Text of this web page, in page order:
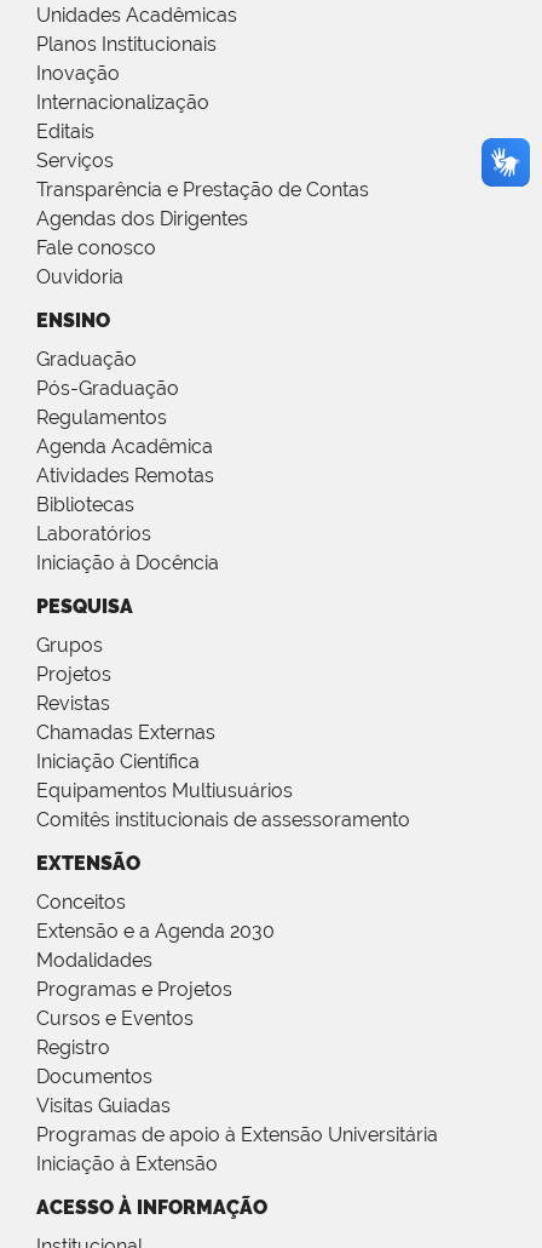
Unidades Acadêmicas
Planos Institucionais
Inovação
Internacionalização
Editais
Serviços
Transparência e Prestação de Contas
Agendas dos Dirigentes
Fale conosco
Ouvidoria
ENSINO
Graduação
Pós-Graduação
Regulamentos
Agenda Acadêmica
Atividades Remotas
Bibliotecas
Laboratórios
Iniciação à Docência
PESQUISA
Grupos
Projetos
Revistas
Chamadas Externas
Iniciação Científica
Equipamentos Multiusuários
Comitês institucionais de assessoramento
EXTENSÃO
Conceitos
Extensão e a Agenda 2030
Modalidades
Programas e Projetos
Cursos e Eventos
Registro
Documentos
Visitas Guiadas
Programas de apoio à Extensão Universitária
Iniciação à Extensão
ACESSO À INFORMAÇÃO